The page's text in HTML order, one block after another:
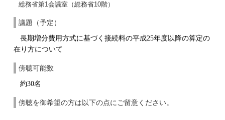
総務省第1会議室（総務省10階）
議題（予定）
長期増分費用方式に基づく接続料の平成25年度以降の算定の
在り方について
傍聴可能数
約30名
傍聴を御希望の方は以下の点にご留意ください。